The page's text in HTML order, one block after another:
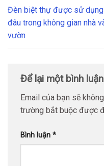
Đèn biệt thự được sử
đâu trong không gian nhà
vườn
Để lại một bình luận
Email của bạn sẽ
trường bắt buộc được
Bình luận *